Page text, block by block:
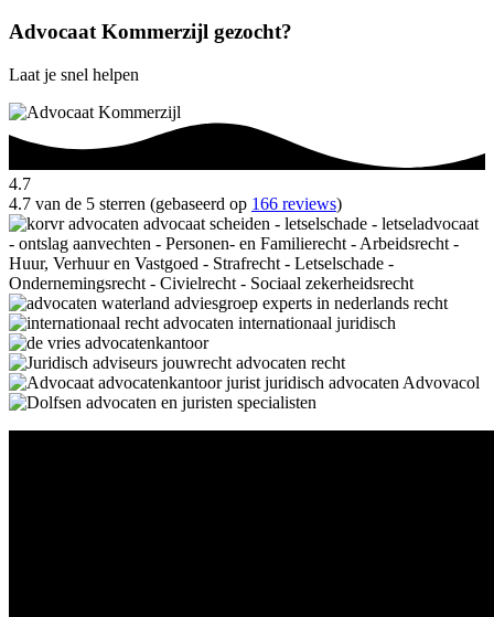
Advocaat Kommerzijl gezocht?
Laat je snel helpen
4.7
4.7 van de 5 sterren (gebaseerd op 166 reviews)